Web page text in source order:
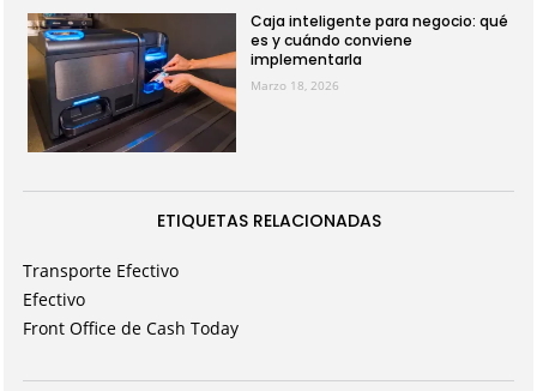
Caja inteligente para negocio: qué
es y cuándo conviene
implementarla
Marzo 18, 2026
ETIQUETAS RELACIONADAS
Transporte Efectivo
Efectivo
Front Office de Cash Today